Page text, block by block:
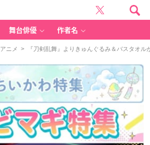
舞台俳優 作者名
アニメ > 『刀剣乱舞』よりきゅんぐるみ＆バスタオル